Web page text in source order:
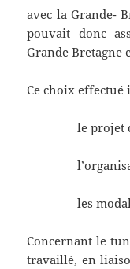
avec la Grande-
pouvait donc
Grande Bretagne
Ce choix
le projet du
les
Concernant le
travaillé, en